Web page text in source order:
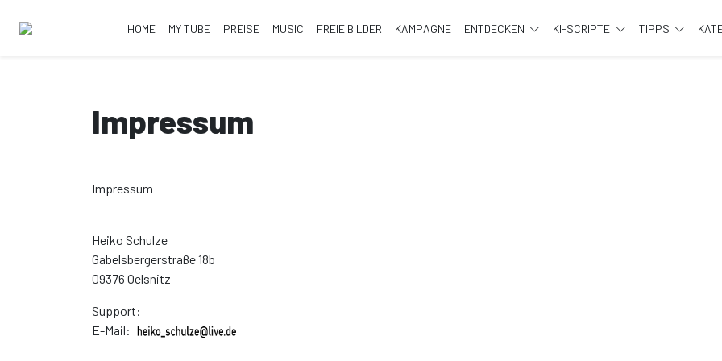
HOME MY TUBE PREISE MUSIC FREIE BILDER KAMPAGNE ENTDECKEN KI-SCRIPTE TIPPS
Impressum
Impressum
Heiko Schulze
Gabelsbergerstraße 18b
09376 Oelsnitz
Support:
E-Mail: